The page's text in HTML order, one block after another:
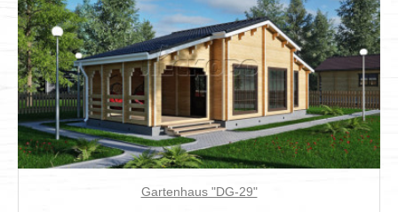
Gartenhaus "DG-29"